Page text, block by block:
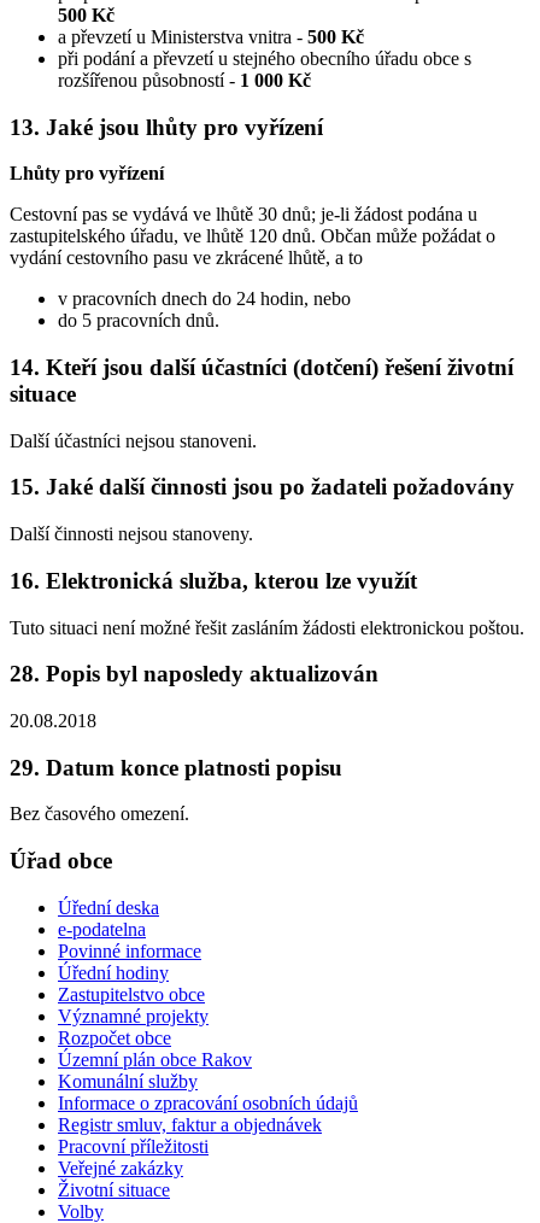
500 Kč
a převzetí u Ministerstva vnitra - 500 Kč
při podání a převzetí u stejného obecního úřadu obce s
rozšířenou působností - 1 000 Kč
13. Jaké jsou lhůty pro vyřízení
Lhůty pro vyřízení
Cestovní pas se vydává ve lhůtě 30 dnů; je-li žádost podána u
zastupitelského úřadu, ve lhůtě 120 dnů. Občan může požádat o
vydání cestovního pasu ve zkrácené lhůtě, a to
v pracovních dnech do 24 hodin, nebo
do 5 pracovních dnů.
14. Kteří jsou další účastníci (dotčení) řešení životní
situace
Další účastníci nejsou stanoveni.
15. Jaké další činnosti jsou po žadateli požadovány
Další činnosti nejsou stanoveny.
16. Elektronická služba, kterou lze využít
Tuto situaci není možné řešit zasláním žádosti elektronickou poštou.
28. Popis byl naposledy aktualizován
20.08.2018
29. Datum konce platnosti popisu
Bez časového omezení.
Úřad obce
Úřední deska
e-podatelna
Povinné informace
Úřední hodiny
Zastupitelstvo obce
Významné projekty
Rozpočet obce
Územní plán obce Rakov
Komunální služby
Informace o zpracování osobních údajů
Registr smluv, faktur a objednávek
Pracovní příležitosti
Veřejné zakázky
Životní situace
Volby